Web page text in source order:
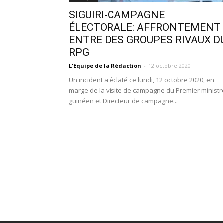
SIGUIRI-CAMPAGNE
ÉLECTORALE: AFFRONTEMENT
ENTRE DES GROUPES RIVAUX
RPG
L'Equipe de la Rédaction - 12 octobre 2020
Un incident a éclaté ce lundi, 12 octobre 2020, en
marge de la visite de campagne du Premier
guinéen et Directeur de campagne...